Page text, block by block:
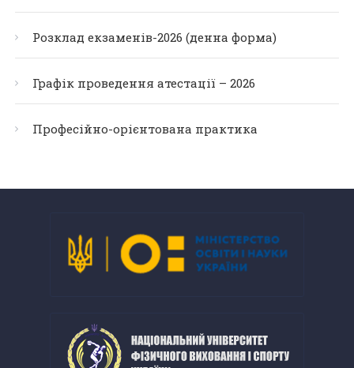
Розклад екзаменів-2026 (денна форма)
Графік проведення атестації – 2026
Професійно-орієнтована практика